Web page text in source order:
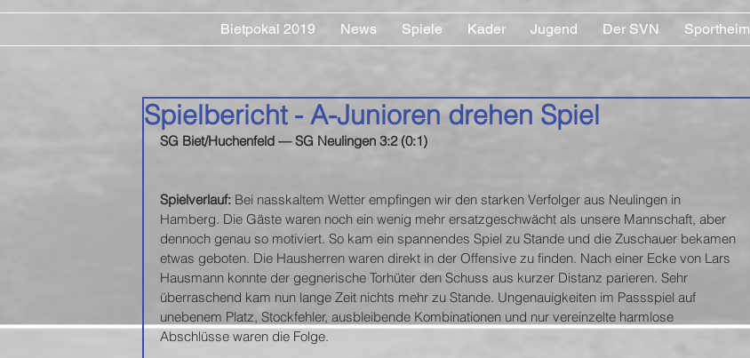
Bietpokal 2019 News Spiele Kader Jugend Der SVN Sportheim
Spielbericht - A-Junioren drehen Spiel
SG Biet/Huchenfeld — SG Neulingen 3:2 (0:1)
Spielverlauf: Bei nasskaltem Wetter empfingen wir den starken Verfolger aus Neulingen in
Hamberg. Die Gäste waren noch ein wenig mehr ersatzgeschwächt als unsere Mannschaft, aber
dennoch genau so motiviert. So kam ein spannendes Spiel zu Stande und die Zuschauer bekamen
etwas geboten. Die Hausherren waren direkt in der Offensive zu finden. Nach einer Ecke von Lars
Hausmann konnte der gegnerische Torhüter den Schuss aus kurzer Distanz parieren. Sehr
überraschend kam nun lange Zeit nichts mehr zu Stande. Ungenauigkeiten im Passspiel auf
unebenem Platz, Stockfehler, ausbleibende Kombinationen und nur vereinzelte harmlose
Abschlüsse waren die Folge.